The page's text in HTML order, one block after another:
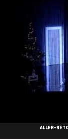
ALLER-